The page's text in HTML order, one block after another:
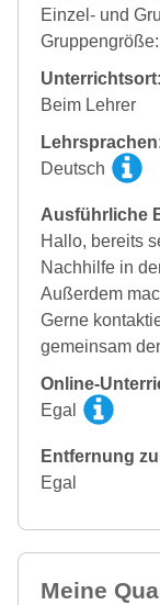
Einzel- und
Unterrichtsort:
Beim Lehrer
Deutsch
Ausführliche
Hallo, bereits
Nachhilfe in
Außerdem
Gerne
gemeinsam
Online-
Egal
Entfernung
Egal
Meine